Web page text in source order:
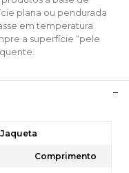
plana ou pendurada
em temperatura
a superfície “pele
Comprimento